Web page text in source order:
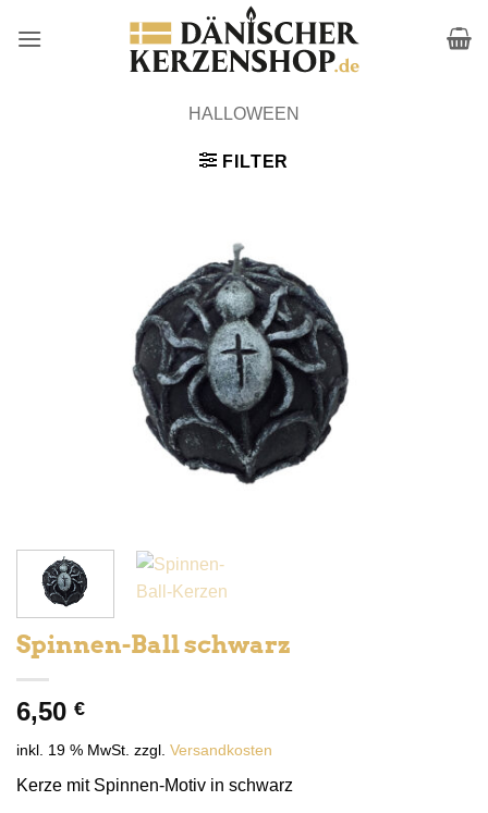
Inhalt
HALLOWEEN
FILTER
Spinnen-Ball schwarz
6,50 €
inkl. 19 % MwSt. zzgl. Versandkosten
Kerze mit Spinnen-Motiv in schwarz